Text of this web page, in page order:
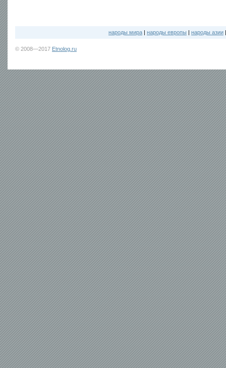
народы мира | народы европы | народы азии
© 2008—2017 Etnolog.ru